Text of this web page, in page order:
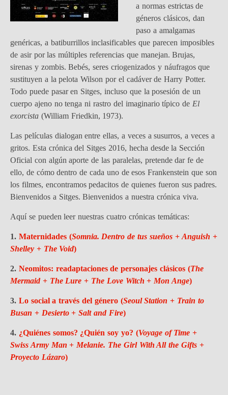
a normas estrictas de
géneros clásicos, dan
paso a amalgamas
genéricas, a batiburrillos inclasificables que parecen imposibles
de asir por las múltiples referencias que manejan. Brujas,
sirenas y zombis. Bebés, seres criogenizados y náufragos que
sustituyen a la pelota Wilson por el cadáver de Harry Potter.
Todo puede pasar en Sitges, incluso que la posesión de un
cuerpo ajeno no tenga ni rastro del imaginario típico de El
exorcista (William Friedkin, 1973).
Las películas dialogan entre ellas, a veces a susurros, a veces a
gritos. Esta crónica del Sitges 2016, hecha desde la Sección
Oficial con algún aporte de las paralelas, pretende dar fe de
ello, de cómo dentro de cada uno de esos Frankenstein que son
los filmes, encontramos pedacitos de quienes fueron sus padres.
Bienvenidos a Sitges. Bienvenidos a nuestra crónica viva.
Aquí se pueden leer nuestras cuatro crónicas temáticas:
1. Maternidades (Somnia. Dentro de tus sueños+Anguish +
Shelley + The Void)
2. Neomitos: readaptaciones de personajes clásicos (The
Mermaid+ The Lure + The Love Witch + Mon Ange)
3. Lo social a través del género (Seoul Station + Train to
Busan + Desierto+Salt and Fire)
4. ¿Quiénes somos? ¿Quién soy yo? (Voyage of Time +
Swiss Army Man + Melanie. The Girl With All the Gifts +
Proyecto Lázaro)